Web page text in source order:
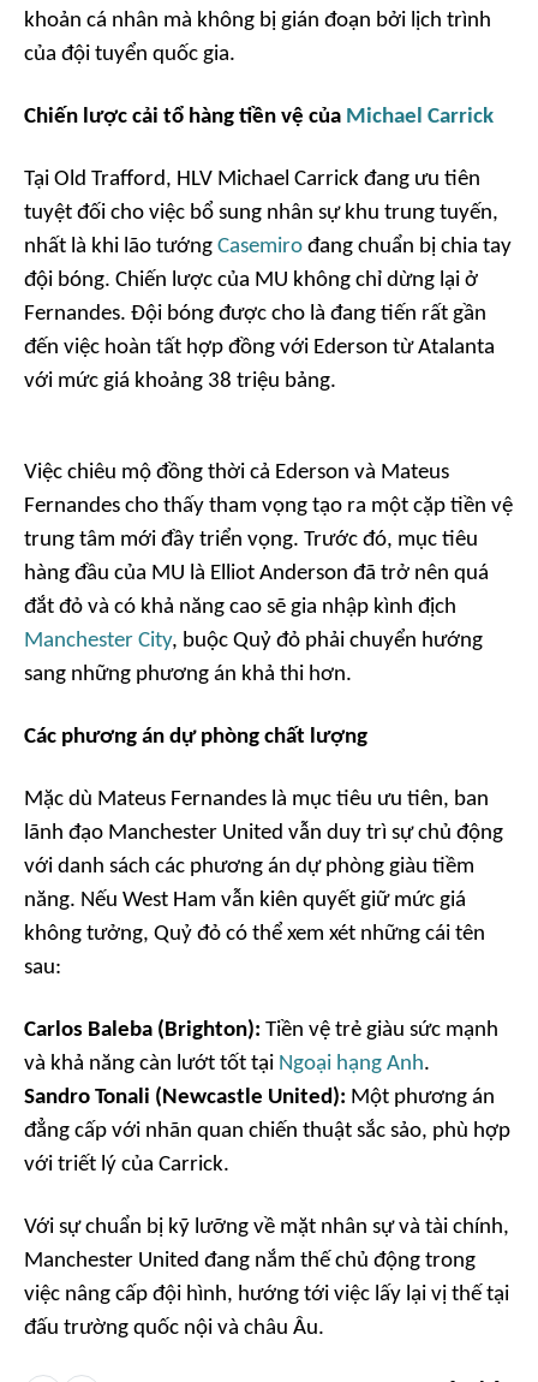
khoản cá nhân mà không bị gián đoạn bởi lịch trình
của đội tuyển quốc gia.
Chiến lược cải tổ hàng tiền vệ của Michael Carrick
Tại Old Trafford, HLV Michael Carrick đang ưu tiên
tuyệt đối cho việc bổ sung nhân sự khu trung tuyến,
nhất là khi lão tướng Casemiro đang chuẩn bị chia tay
đội bóng. Chiến lược của MU không chỉ dừng lại ở
Fernandes. Đội bóng được cho là đang tiến rất gần
đến việc hoàn tất hợp đồng với Ederson từ Atalanta
với mức giá khoảng 38 triệu bảng.
Việc chiêu mộ đồng thời cả Ederson và Mateus
Fernandes cho thấy tham vọng tạo ra một cặp tiền vệ
trung tâm mới đầy triển vọng. Trước đó, mục tiêu
hàng đầu của MU là Elliot Anderson đã trở nên quá
đắt đỏ và có khả năng cao sẽ gia nhập kình địch
Manchester City, buộc Quỷ đỏ phải chuyển hướng
sang những phương án khả thi hơn.
Các phương án dự phòng chất lượng
Mặc dù Mateus Fernandes là mục tiêu ưu tiên, ban
lãnh đạo Manchester United vẫn duy trì sự chủ động
với danh sách các phương án dự phòng giàu tiềm
năng. Nếu West Ham vẫn kiên quyết giữ mức giá
không tưởng, Quỷ đỏ có thể xem xét những cái tên
sau:
Carlos Baleba (Brighton): Tiền vệ trẻ giàu sức mạnh
và khả năng càn lướt tốt tại Ngoại hạng Anh.
Sandro Tonali (Newcastle United): Một phương án
đẳng cấp với nhãn quan chiến thuật sắc sảo, phù hợp
với triết lý của Carrick.
Với sự chuẩn bị kỹ lưỡng về mặt nhân sự và tài chính,
Manchester United đang nắm thế chủ động trong
việc nâng cấp đội hình, hướng tới việc lấy lại vị thế tại
đấu trường quốc nội và châu Âu.